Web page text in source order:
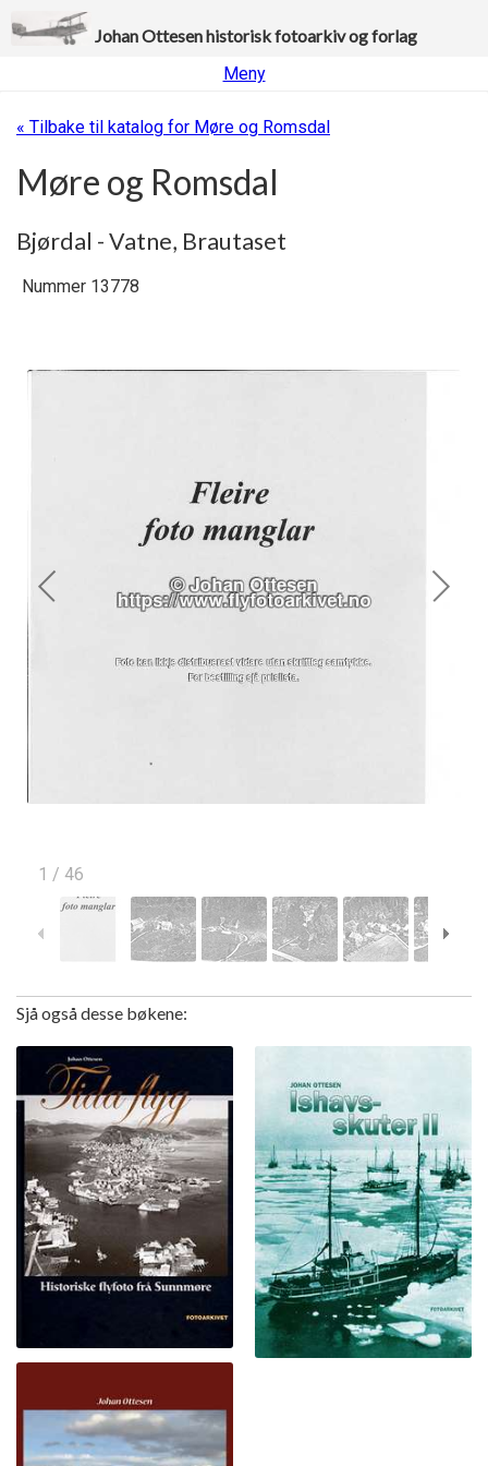
Johan Ottesen historisk fotoarkiv og forlag
Meny
« Tilbake til katalog for Møre og Romsdal
Møre og Romsdal
Bjørdal - Vatne, Brautaset
1 / 46
Nummer 13778
Sjå også desse bøkene: